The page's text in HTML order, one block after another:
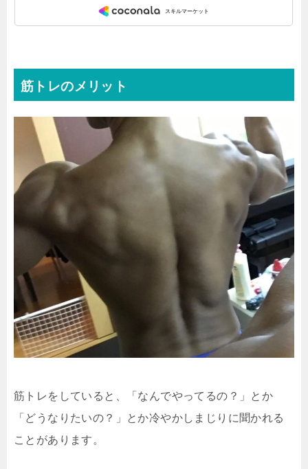
筋トレのメリット
筋トレをしていると、「なんでやってるの？」とか
「どうなりたいの？」とか冷やかしまじりに聞かれる
ことがあります。